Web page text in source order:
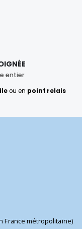
entier
ou en point relais
France métropolitaine)